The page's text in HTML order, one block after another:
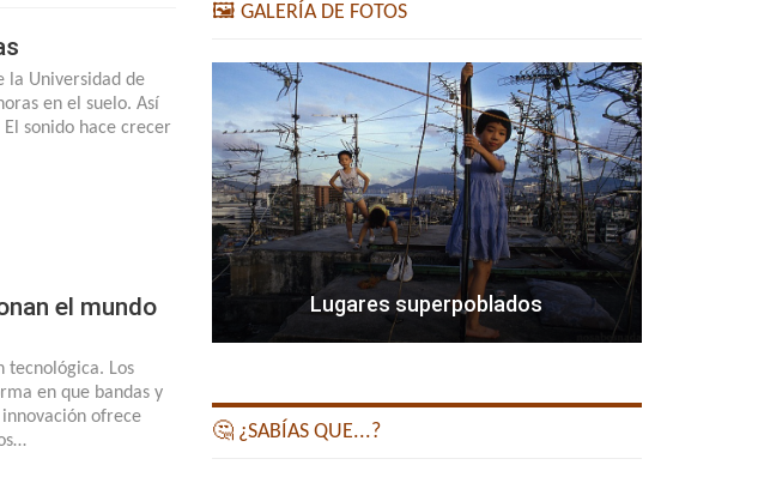
la Universidad de
en el suelo. Así
sonido hace crecer
el mundo
tecnológica. Los
en que bandas y
ofrece
🖼️ GALERÍA DE FOTOS
Lugares superpoblados
🤔 ¿SABÍAS QUE...?